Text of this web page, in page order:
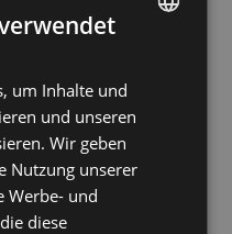
CZECH
SLOVAK
ROMANIAN
um Inhalte und
und unseren
Wir geben
Nutzung unserer
Werbe- und
diese